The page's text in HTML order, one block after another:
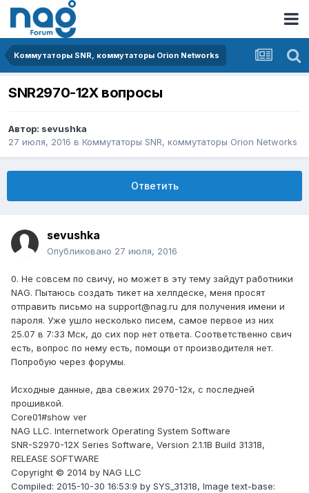
Коммутаторы SNR, коммутаторы Orion Networks
SNR2970-12X вопросы
Автор: sevushka
27 июля, 2016 в Коммутаторы SNR, коммутаторы Orion Networks
Ответить
sevushka
Опубликовано 27 июля, 2016
0. Не совсем по свичу, но может в эту тему зайдут работники
NAG. Пытаюсь создать тикет на хелпдеске, меня просят
отправить письмо на support@nag.ru для получения имени и
пароля. Уже ушло несколько писем, самое первое из них
25.07 в 7:33 Мск, до сих пор нет ответа. Соответственно свич
есть, вопрос по нему есть, помощи от производителя нет.
Попробую через форумы.
Исходные данные, два свежих 2970-12х, с последней
прошивкой.
Core01#show ver
NAG LLC. Internetwork Operating System Software
SNR-S2970-12X Series Software, Version 2.1.1B Build 31318,
RELEASE SOFTWARE
Copyright © 2014 by NAG LLC
Compiled: 2015-10-30 16:53:9 by SYS_31318, Image text-base: